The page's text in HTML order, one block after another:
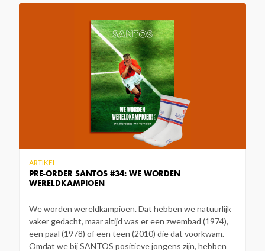
PRE-ORDER SANTOS #34: WE WORDEN
WERELDKAMPIOEN
ARTIKEL
We worden wereldkampioen. Dat hebben we natuurlijk
vaker gedacht, maar altijd was er een zwembad (1974),
een paal (1978) of een teen (2010) die dat voorkwam.
Omdat we bij SANTOS positieve jongens zijn, hebben